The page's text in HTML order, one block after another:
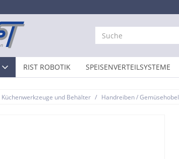
RIST ROBOTIK SPEISENVERTEILSYSTEME
Küchenwerkzeuge und Behälter / Handreiben / Gemüsehobel